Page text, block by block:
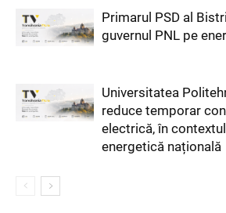
Primarul PSD al
guvernul PNL pe
Universitatea
reduce temporar
electrică, în
energetică națională